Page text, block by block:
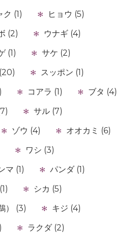
ク (1)
ヒョウ (5)
(2)
ウナギ (4)
(1)
サケ (2)
スッポン (1)
コアラ (1)
ブタ (4)
サル (7)
ゾウ (4)
オオカミ (6)
ワシ (3)
マ (1)
パンダ (1)
シカ (5)
） (3)
キジ (4)
ラクダ (2)